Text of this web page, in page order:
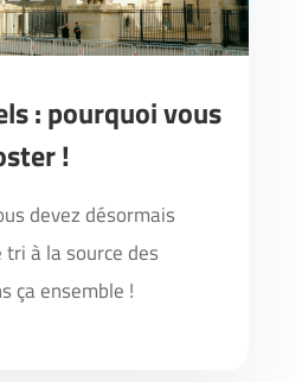
: pourquoi vous
!
devez désormais
à la source des
ça ensemble !